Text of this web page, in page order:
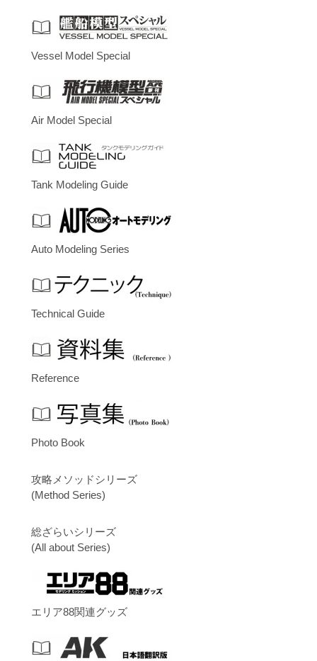
Vessel Model Special
Air Model Special
Tank Modeling Guide
Auto Modeling Series
Technical Guide
Reference
Photo Book
攻略メソッドシリーズ
(Method Series)
総ざらいシリーズ
(All about Series)
エリア88関連グッズ